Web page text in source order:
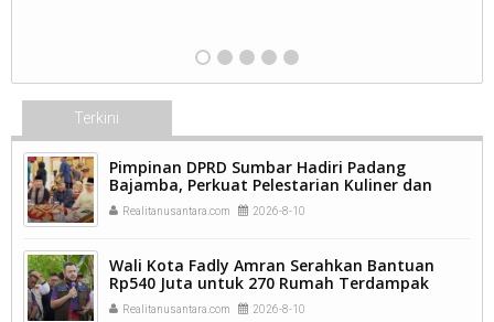
Terkini
Pimpinan DPRD Sumbar Hadiri Padang
Bajamba, Perkuat Pelestarian Kuliner dan
Semangat Kemanusiaan.
Realitanusantara.com 2026-8-10
Wali Kota Fadly Amran Serahkan Bantuan
Rp540 Juta untuk 270 Rumah Terdampak
Banjir Padang.
Realitanusantara.com 2026-8-10